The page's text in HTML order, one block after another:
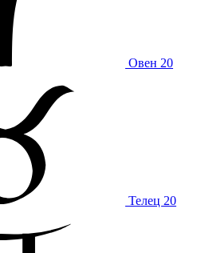
Овен 20
Телец 20